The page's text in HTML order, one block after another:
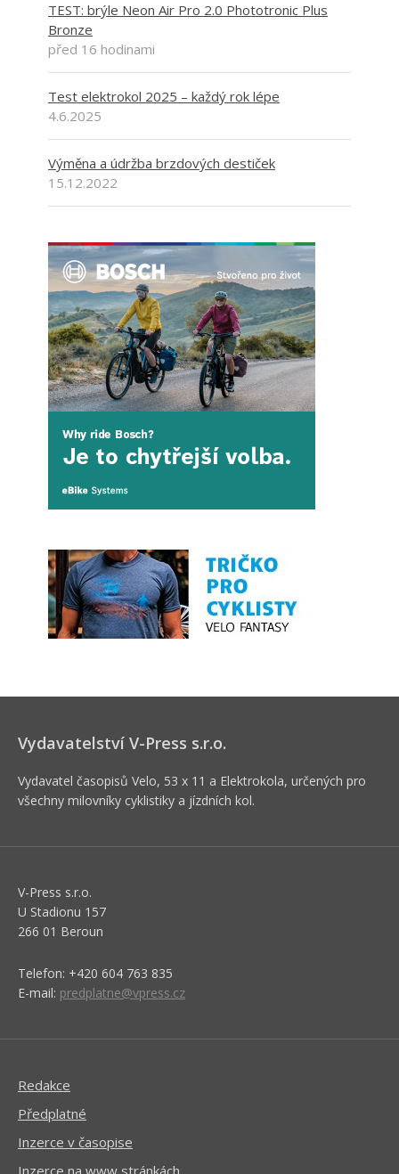
TEST: brýle Neon Air Pro 2.0 Phototronic Plus
Bronze
před 16 hodinami
Test elektrokol 2025 – každý rok lépe
4.6.2025
Výměna a údržba brzdových destiček
15.12.2022
Vydavatelství V-Press s.r.o.
Vydavatel časopisů Velo, 53 x 11 a Elektrokola, určených pro
všechny milovníky cyklistiky a jízdních kol.
V-Press s.r.o.
U Stadionu 157
266 01 Beroun
Telefon: +420 604 763 835
E-mail: predplatne@vpress.cz
Redakce
Předplatné
Inzerce v časopise